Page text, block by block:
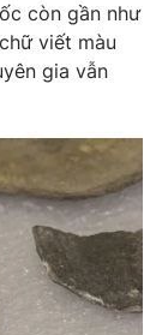
Quốc Thắng,
còn gần như
viết màu
gia vẫn